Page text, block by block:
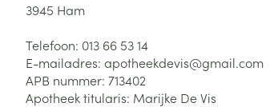
3945 Ham
Telefoon: 013 66 53 14
E-mailadres: apotheekdevis@gmail.com
APB nummer: 713402
Apotheek titularis: Marijke De Vis